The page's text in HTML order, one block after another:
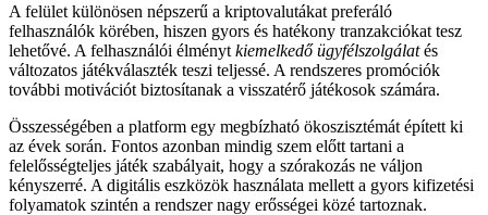
A felület különösen népszerű a kriptovalutákat preferáló
felhasználók körében, hiszen gyors és hatékony tranzakciókat tesz
lehetővé. A felhasználói élményt kiemelkedő ügyfélszolgálatés
változatos játékválaszték teszi teljessé. A rendszeres promóciók
további motivációt biztosítanak a visszatérő játékosok számára.
Összességében a platform egy megbízható ökoszisztémát épített ki
az évek során. Fontos azonban mindig szem előtt tartani a
felelősségteljes játék szabályait, hogy a szórakozás ne váljon
kényszerré. A digitális eszközök használata mellett a gyors kifizetési
folyamatok szintén a rendszer nagy erősségei közé tartoznak.